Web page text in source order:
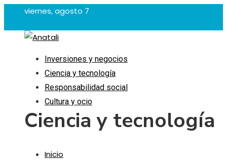
viernes, agosto 7
Inversiones y negocios
Ciencia y tecnología
Responsabilidad social
Cultura y ocio
Ciencia y tecnología
Inicio